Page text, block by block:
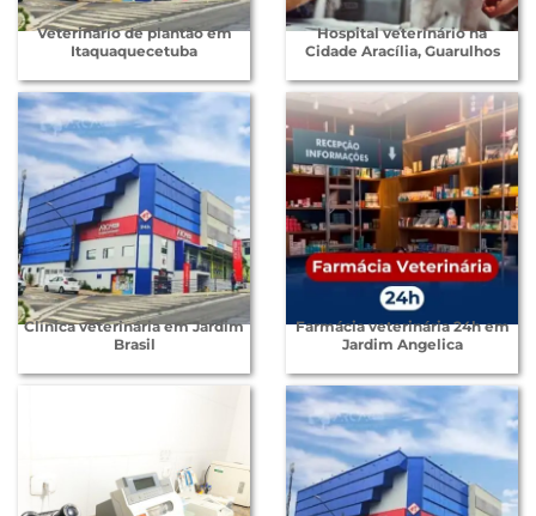
Veterinário de plantão em
Itaquaquecetuba
Hospital veterinário na
Cidade Aracília, Guarulhos
Clínica veterinária em Jardim
Brasil
Farmácia veterinária 24h em
Jardim Angelica